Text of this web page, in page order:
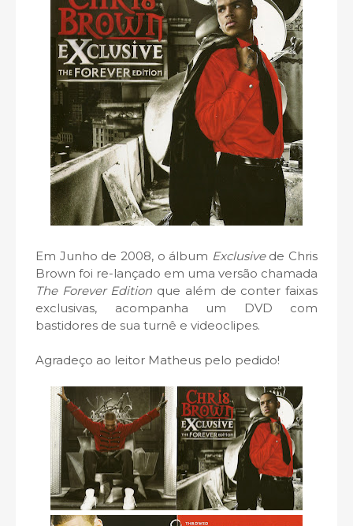
Em Junho de 2008, o álbum Exclusive de Chris
Brown foi re-lançado em uma versão chamada
The Forever Edition que além de conter faixas
exclusivas, acompanha um DVD com
bastidores de sua turnê e videoclipes.
Agradeço ao leitor Matheus pelo pedido!